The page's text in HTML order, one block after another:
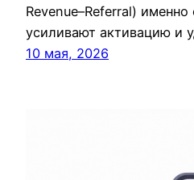
Revenue–Referral)
усиливают активацию и
10 мая, 2026